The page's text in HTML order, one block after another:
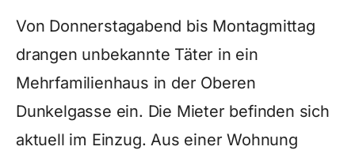
Von Donnerstagabend bis Montagmittag
drangen unbekannte Täter in ein
Mehrfamilienhaus in der Oberen
Dunkelgasse ein. Die Mieter befinden sich
aktuell im Einzug. Aus einer Wohnung